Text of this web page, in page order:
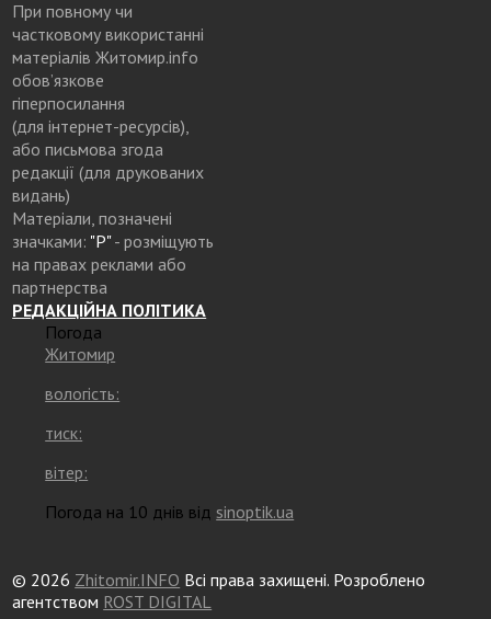
При повному чи
частковому використанні
матеріалів Житомир.info
обов’язкове
гіперпосилання
(для інтернет-ресурсів),
або письмова згода
редакції (для друкованих
видань)
Матеріали, позначені
значками: "Р"- розміщують
на правах реклами або
партнерства
РЕДАКЦІЙНА ПОЛІТИКА
Погода
Житомир
вологість:
тиск:
вітер:
Погода на 10 днів від sinoptik.ua
© 2026 Zhitomir.INFO Всі права захищені. Розроблено
агентством ROST DIGITAL